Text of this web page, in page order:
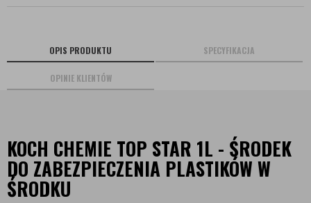
OPIS PRODUKTU SPECYFIKACJA
OPINIE KLIENTÓW
KOCH CHEMIE TOP STAR 1L - ŚRODEK
DO ZABEZPIECZENIA PLASTIKÓW W
ŚRODKU